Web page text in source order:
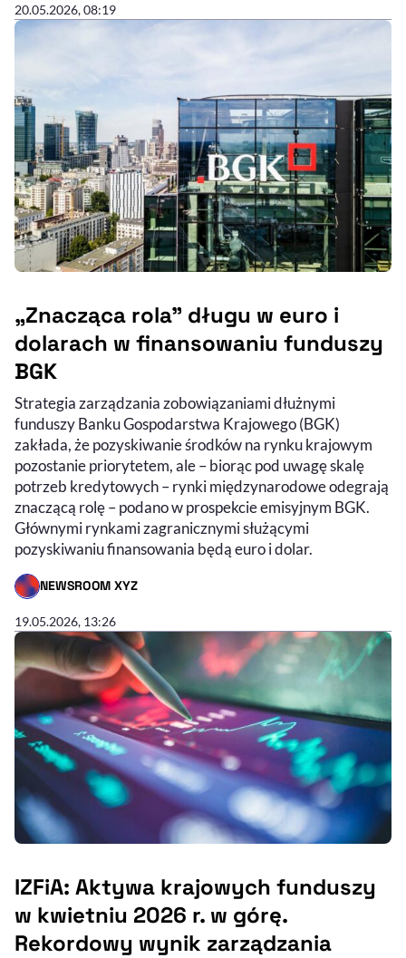
20.05.2026, 08:19
„Znacząca rola" długu w euro i
dolarach w finansowaniu funduszy
BGK
Strategia zarządzania zobowiązaniami dłużnymi
funduszy Banku Gospodarstwa Krajowego (BGK)
zakłada, że pozyskiwanie środków na rynku krajowym
pozostanie priorytetem, ale – biorąc pod uwagę skalę
potrzeb kredytowych – rynki międzynarodowe odegrają
znaczącą rolę – podano w prospekcie emisyjnym BGK.
Głównymi rynkami zagranicznymi służącymi
pozyskiwaniu finansowania będą euro i dolar.
NEWSROOM XYZ
- AUTOR ARTYKUŁU - PROFIL
19.05.2026, 13:26
IZFiA: Aktywa krajowych funduszy
w kwietniu 2026 r. w górę.
Rekordowy wynik zarządzania